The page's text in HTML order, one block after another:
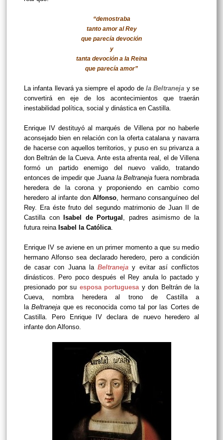
“demostraba
tanto amor al Rey
que parecía devoción
y
tanta devoción a la Reina
que parecía amor”
La infanta llevará ya siempre el apodo de la Beltraneja y se
convertirá en eje de los acontecimientos que traerán
inestabilidad política, social y dinástica en Castilla.
Enrique IV destituyó al marqués de Villena por no haberle
aconsejado bien en relación con la oferta catalana y navarra
de hacerse con aquellos territorios, y puso en su privanza a
don Beltrán de la Cueva. Ante esta afrenta real, el de Villena
formó un partido enemigo del nuevo valido, tratando
entonces de impedir que Juana la Beltraneja fuera nombrada
heredera de la corona y proponiendo en cambio como
heredero al infante donAlfonso, hermano consanguíneo del
Rey. Era éste fruto del segundo matrimonio de Juan II de
Castilla con
Isabel de Portugal , padres asimismo de la
futura reina Isabel la Católica.
Enrique IV se aviene en un primer momento a que su medio
hermano Alfonso sea declarado heredero, pero a condición
de casar con Juana laBeltraneja y evitar así conflictos
dinásticos. Pero poco después el Rey anula lo pactado y
presionado por su esposa portuguesa y don Beltrán de la
Cueva, nombra heredera al trono de Castilla a
laBeltraneja que es reconocida como tal por las Cortes de
Castilla. Pero Enrique IV declara de nuevo heredero al
infante don Alfonso.